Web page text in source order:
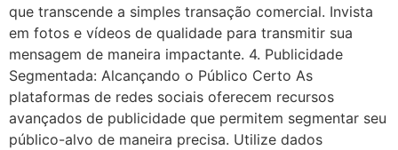
que transcende a simples transação comercial. Invista
em fotos e vídeos de qualidade para transmitir sua
mensagem de maneira impactante. 4. Publicidade
Segmentada: Alcançando o Público Certo As
plataformas de redes sociais oferecem recursos
avançados de publicidade que permitem segmentar seu
público-alvo de maneira precisa. Utilize dados